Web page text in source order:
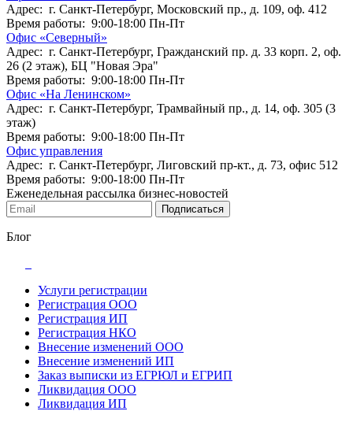
Адрес: г. Санкт-Петербург, Московский пр., д. 109, оф. 412
Время работы: 9:00-18:00 Пн-Пт
Офис «Северный»
Адрес: г. Санкт-Петербург, Гражданский пр. д. 33 корп. 2, оф.
26 (2 этаж), БЦ "Новая Эра"
Время работы: 9:00-18:00 Пн-Пт
Офис «На Ленинском»
Адрес: г. Санкт-Петербург, Трамвайный пр., д. 14, оф. 305 (3
этаж)
Время работы: 9:00-18:00 Пн-Пт
Офис управления
Адрес: г. Санкт-Петербург, Лиговский пр-кт., д. 73, офис 512
Время работы: 9:00-18:00 Пн-Пт
Еженедельная рассылка бизнес-новостей
Подписаться
Блог
Услуги регистрации
Регистрация ООО
Регистрация ИП
Регистрация НКО
Внесение изменений ООО
Внесение изменений ИП
Заказ выписки из ЕГРЮЛ и ЕГРИП
Ликвидация ООО
Ликвидация ИП